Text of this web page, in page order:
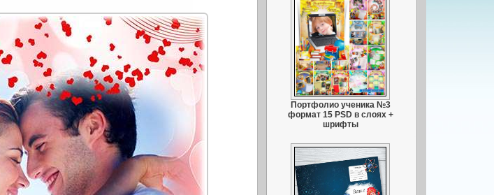
Портфолио ученика №3
формат 15 PSD в слоях +
шрифты